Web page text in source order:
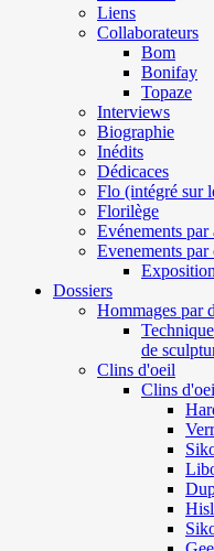
Liens
Collaborateurs
Bom
Bonifay
Topaze
Interviews
Biographie
Inédits
Dédicaces
Flo (intégré sur
Florilège
Evénements par
Evenements par
Dossiers
Hommages par
de
Clins d'oeil
Clins